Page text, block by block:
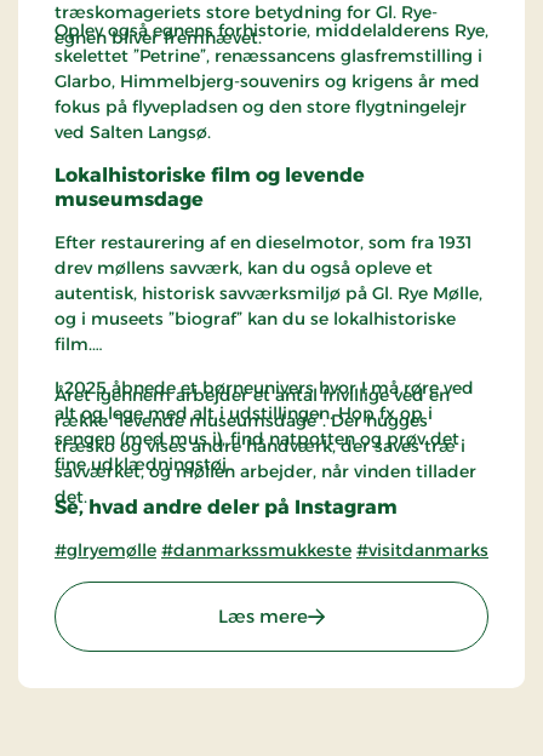
træskomageriets store betydning for Gl. Rye-
egnen bliver fremhævet.
Oplev også egnens forhistorie, middelalderens Rye,
skelettet ”Petrine”, renæssancens glasfremstilling i
Glarbo, Himmelbjerg-souvenirs og krigens år med
fokus på flyvepladsen og den store flygtningelejr
ved Salten Langsø.
Lokalhistoriske film og levende
museumsdage
Efter restaurering af en dieselmotor, som fra 1931
drev møllens savværk, kan du også opleve et
autentisk, historisk savværksmiljø på Gl. Rye Mølle,
og i museets ”biograf” kan du se lokalhistoriske
film.
Året igennem arbejder et antal frivillige ved en
række ”levende museumsdage”. Der hugges
træsko og vises andre håndværk, der saves træ i
savværket, og møllen arbejder, når vinden tillader
det.
I 2025 åbnede et børneunivers hvor I må røre ved
alt og lege med alt i udstillingen. Hop fx op i
sengen (med mus i), find natpotten og prøv det
fine udklædningstøj.
Se, hvad andre deler på Instagram
#glryemølle #danmarkssmukkeste
Læs mere: Museet på Gl. Rye Mølle